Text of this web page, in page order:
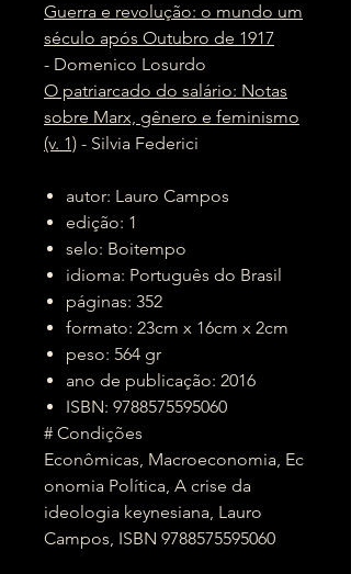
Guerra e revolução: o mundo um
século após Outubro de 1917
- Domenico Losurdo
O patriarcado do salário: Notas
sobre Marx, gênero e feminismo
(v. 1) - Silvia Federici
autor: Lauro Campos
edição: 1
selo: Boitempo
idioma: Português do Brasil
páginas: 352
formato: 23cm x 16cm x 2cm
peso: 564 gr
ano de publicação: 2016
ISBN: 9788575595060
# Condições
Econômicas, Macroeconomia, Ec
onomia Política, A crise da
ideologia keynesiana, Lauro
Campos, ISBN 9788575595060